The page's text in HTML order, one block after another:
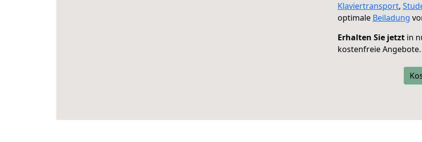
Klaviertransport,
optimale Beiladung
Erhalten Sie jetzt in
kostenfreie Angebote.